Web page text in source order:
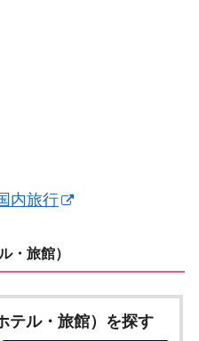
内旅行
・旅館）
テル・旅館）を探す